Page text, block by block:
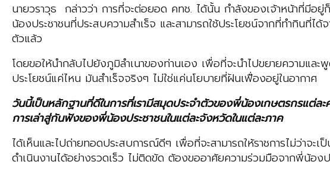
นายวราวุธ กล่าวว่า การที่จะต่อยอด คทช. ได้นั้น กำลังของเจ้าหน้าที่มีอ
น้องประชาชนที่ประสบความสำเร็จ และสามารถใช้ประโยชน์จากที่ทำกินที่ไ
ตัวแล้ว
โดยขอให้นำกลับไปยังภูมิลำเนาของท่านเอง เพื่อที่จะนำไปขยายความแ
ประโยชน์แค่ไหน มันสำเร็จจริงๆ ไม่ใช่แค่นโยบายที่ฝันเฟื่องอยู่ในอากาศ
วันนี้เป็นหลักฐานที่ดีในการที่เรามีสมุดประจำตัวของพี่น้องเกษตรกรแ
การเล่าสู่กันฟังของพี่น้องประชาชนในแต่ละจังหวัดในแต่ละภาค
ได้เห็นและไปถ่ายทอดประสบการณ์ดีๆ เพื่อที่จะสามารถให้ราชการไม่ว่า
ดำเนินงานได้อย่างรวดเร็ว ไม่ติดขัด ต้องขออาศัยความร่วมมือจากพี่น้อ